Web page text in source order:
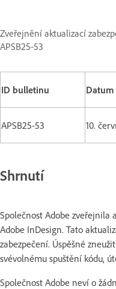
Zveřejnění aktualizací
APSB25-53
ID bulletinu
APSB25-53 10.
Shrnutí
Společnost Adobe zveřejnila
Adobe InDesign. Tato
zabezpečení. Úspěšné
svévolnému spuštění kódu,
Společnost Adobe neví o